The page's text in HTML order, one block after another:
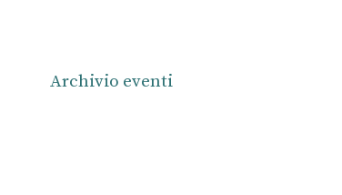
Archivio eventi